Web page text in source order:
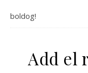
boldog!
Add el